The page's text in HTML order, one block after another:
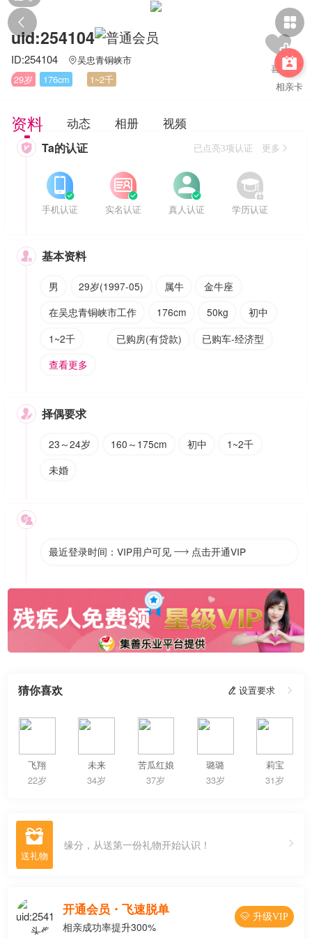
 

相亲卡
uid:254104
ID:254104 吴忠青铜峡市
29岁
176cm 1~2千
资料 动态 相册 视频
 Ta的认证 已点亮3项认证 更多


手机认证


实名认证


真人认证


学历认证
 基本资料
男 29岁(1997-05) 属牛
金牛座
在吴忠青铜峡市工作
176cm 50kg
初中
1~2千
已购房(有贷款)
已购车-经济型
查看更多
 择偶要求
23～24岁 160～175cm 初中
1~2千
未婚

最近登录时间：VIP用户可见  点击开通VIP
猜你喜欢  设置要求 
飞翔
22岁
未来
34岁
苦瓜红娘
37岁
璐璐
33岁
莉宝
31岁
 缘分，从送第一份礼物开始认识！
开通会员・飞速脱单
相亲成功率提升300%
 升级VIP